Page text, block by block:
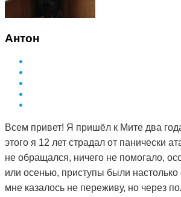
опытного специалиста наткнулась. А
Антон
Всем привет! Я пришёл к Мите два
этого я 12 лет страдал от панически
не обращался, ничего не помогало,
или осенью, приступы были
мне казалось не переживу, но через